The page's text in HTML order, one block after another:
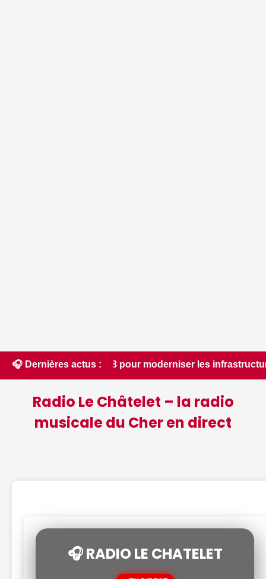
🎧 Dernières actus :
pour moderniser les infrastructures locales - Le
Radio Le Châtelet – la radio
musicale du Cher en direct
🎧 RADIO LE CHATELET